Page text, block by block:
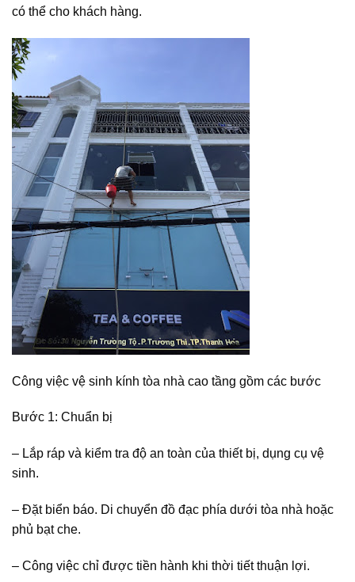
có thể cho khách hàng.
Công việc vệ sinh kính tòa nhà cao tầng gồm các bước
Bước 1: Chuẩn bị
– Lắp ráp và kiểm tra độ an toàn của thiết bị, dụng cụ vệ
sinh.
– Đặt biển báo. Di chuyển đồ đạc phía dưới tòa nhà hoặc
phủ bạt che.
– Công việc chỉ được tiền hành khi thời tiết thuận lợi.